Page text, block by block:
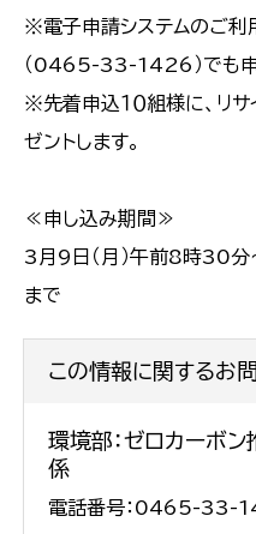
※電子申請システムのご利
（0465-33-1426）でも申
※先着申込１０組様に、リ
ゼントします。
≪申し込み期間≫
3月9日（月）午前8時30
まで
この情報に関するお
環境部：ゼロカーボ
係
電話番号：0465-33-